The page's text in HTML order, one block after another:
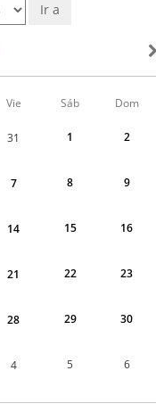
Ir a
Vie Sáb Dom
31 1 2
7 8 9
14 15 16
21 22 23
28 29 30
4 5 6